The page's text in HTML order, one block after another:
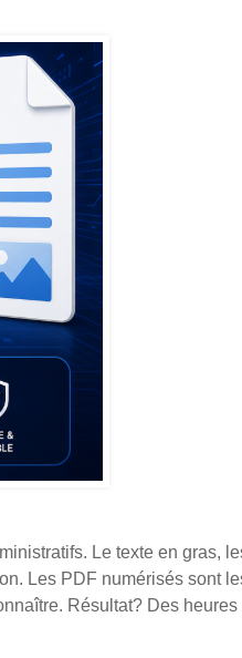
Le texte en gras,
Les PDF numérisés sont
Résultat? Des